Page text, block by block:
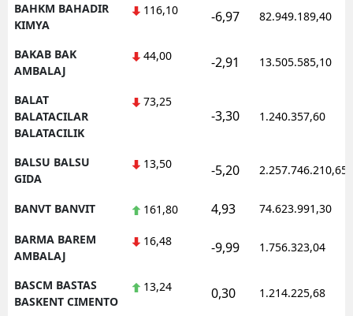
BAHKM BAHADIR
KIMYA
116,10 -6,97 82.949.189,40
BAKAB BAK
AMBALAJ
44,00 -2,91 13.505.585,10
BALAT
BALATACILAR
BALATACILIK
73,25
-3,30 1.240.357,60
BALSU BALSU
GIDA
13,50 -5,20 2.257.746.210,65
BANVT BANVIT 161,80 4,93 74.623.991,30
BARMA BAREM
AMBALAJ
16,48 -9,99 1.756.323,04
BASCM BASTAS
BASKENT CIMENTO
13,24 0,30 1.214.225,68